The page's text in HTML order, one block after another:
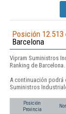
Posición 12.513
Barcelona
Vipram Suministros
Ranking de Barcelona.
A continuación podrá
Suministros
Posición
Provincia